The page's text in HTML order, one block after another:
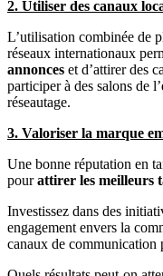
2. Utiliser des canaux
L’utilisation combinée de
réseaux internationaux
annonces et d’attirer des
participer à des salons de
réseautage.
3. Valoriser la marque
Une bonne réputation en
pourattirer les meilleurs
Investissez dans des
engagement envers la
canaux de communication